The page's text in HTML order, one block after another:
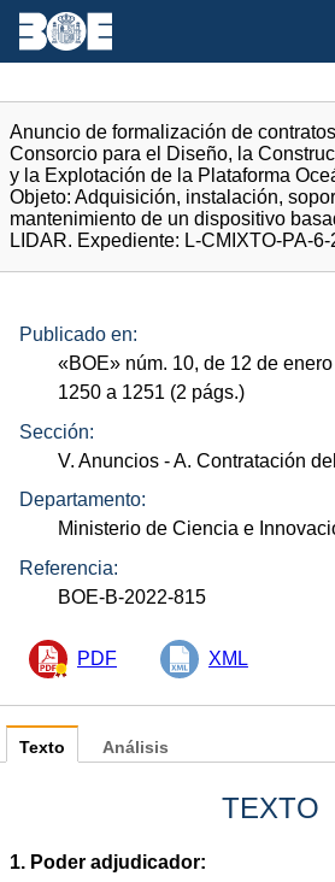
Anuncio de formalización de
Consorcio para el Diseño, la
y la Explotación de la Plataforma
Objeto: Adquisición, instalación,
mantenimiento de un dispositivo
LIDAR. Expediente: L-CMIXTO-PA-6-
Publicado en:
«BOE» núm. 10, de 12 de
1250 a 1251 (2 págs.)
Sección:
V. Anuncios - A. Contratación
Departamento:
Ministerio de Ciencia e
Referencia:
BOE-B-2022-815
PDF XML
Texto
TEXTO
1. Poder adjudicador:
Análisis